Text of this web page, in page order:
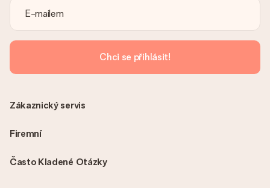
vždy v potvrzovacím e-mailu a vždy ji najdete ve svém účtu
MySurprise. To znamená, že můžete dar doručit přímo
příjemci, což je opravdovým překvapením!
Chci se přihlásit!
Často Kladené Otázky
Zákaznický servis
Firemní